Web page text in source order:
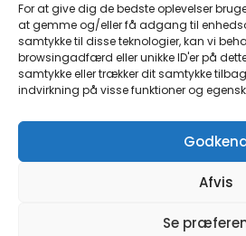
For at give dig de bedste oplevelser
at gemme og/eller få adgang til
samtykke til disse teknologier, kan vi
browsingadfærd eller unikke ID'er på
samtykke eller trækker dit samtykke
indvirkning på visse funktioner og
Afvis
Se
© tjek-